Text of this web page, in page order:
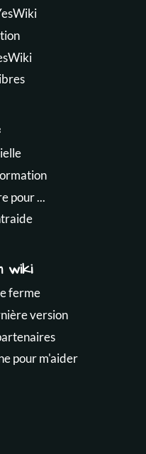
pour ...
wiki
ferme
version
pour m'aider